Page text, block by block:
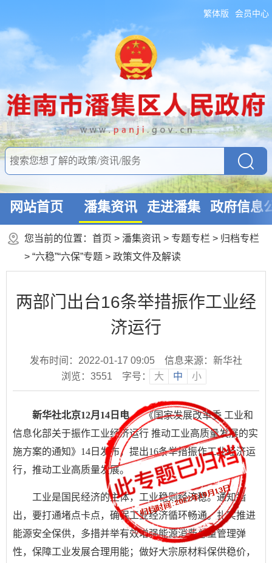
繁体版 会员中心
网站首页 潘集资讯 走进潘集 政府信息
您当前的位置： 首页 > 潘集资讯 > 专题专栏 > 归档专栏
> “六稳”“六保”专题 > 政策文件及解读
两部门出台16条举措振作工业经
济运行
发布时间：2022-01-17 09:05
信息来源：新华社
浏览： 3551 字号： 大 中 小
新华社北京12月14日电《国家发展改革委 工业和
信息化部关于振作工业经济运行 推动工业高质量发展的实
施方案的通知》14日发布，提出16条举措振作工业经济运
行，推动工业高质量发展。
工业是国民经济的主体，工业稳则经济稳。通知指
出，要打通堵点卡点，确保工业经济循环畅通。扎实推进
能源安全保供，多措并举有效增强能源消费总量管理弹
性，保障工业发展合理用能；做好大宗原材料保供稳价，